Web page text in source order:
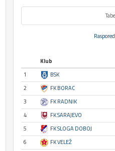
Klub
1
BSK
2
FK BORAC
3
FK RADNIK
4
FK SARAJEVO
5
FK SLOGA DOBOJ
6
FK VELEŽ